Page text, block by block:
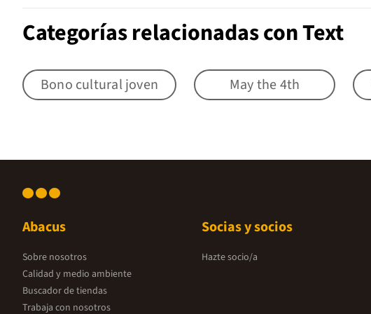
Categorías relacionadas con Text
Bono cultural joven May the 4th
Abacus
Sobre nosotros
Calidad y medio ambiente
Buscador de tiendas
Trabaja con nosotros
Socias y socios
Hazte socio/a